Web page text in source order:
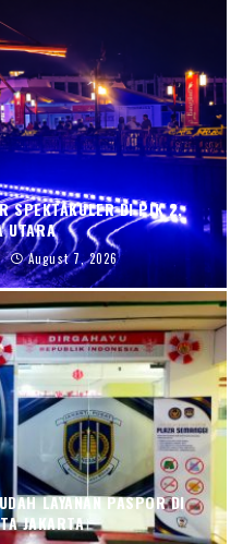
SPEKTAKULER DI PIK 2,
UTARA
August 7, 2026
LAYANAN PASPOR DI
JAKARTA